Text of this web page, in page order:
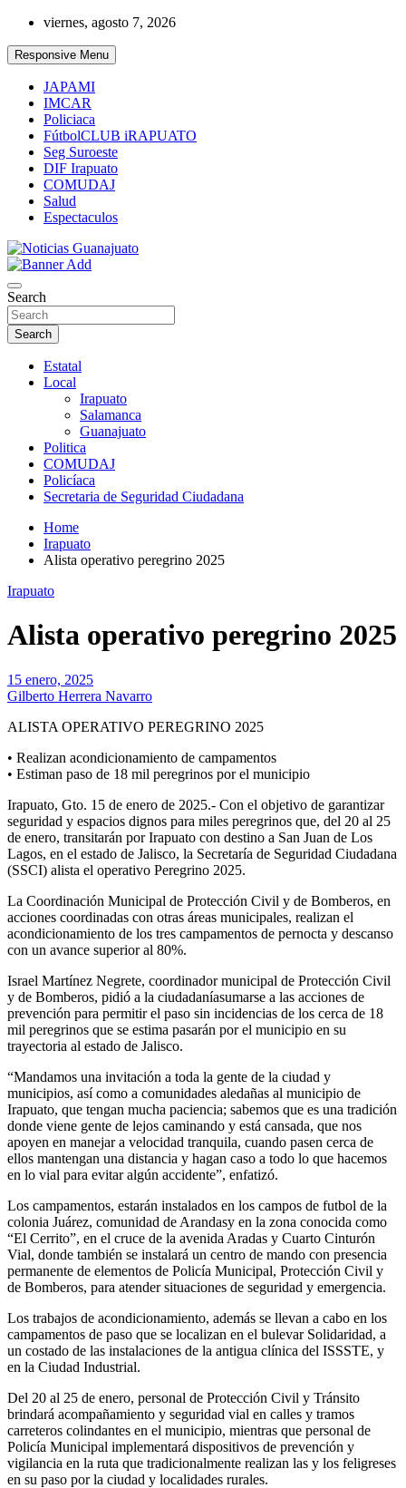
Skip
content
viernes, agosto 7, 2026
Responsive Menu
JAPAMI
IMCAR
Policiaca
FútbolCLUB iRAPUATO
Seg Suroeste
DIF Irapuato
COMUDAJ
Salud
Espectaculos
Noticias Guanajuato
Search
Search
Estatal
Local
Irapuato
Salamanca
Guanajuato
Politica
COMUDAJ
Policíaca
Secretaria de Seguridad Ciudadana
Home
Irapuato
Alista operativo peregrino 2025
Irapuato
Alista operativo peregrino 2025
15 enero, 2025
Gilberto Herrera Navarro
ALISTA OPERATIVO PEREGRINO 2025
• Realizan acondicionamiento de campamentos
• Estiman paso de 18 mil peregrinos por el municipio
Irapuato, Gto. 15 de enero de 2025.- Con el objetivo de garantizar
seguridad y espacios dignos para miles peregrinos que, del 20 al 25
de enero, transitarán por Irapuato con destino a San Juan de Los
Lagos, en el estado de Jalisco, la Secretaría de Seguridad Ciudadana
(SSCI) alista el operativo Peregrino 2025.
La Coordinación Municipal de Protección Civil y de Bomberos, en
acciones coordinadas con otras áreas municipales, realizan el
acondicionamiento de los tres campamentos de pernocta y descanso
con un avance superior al 80%.
Israel Martínez Negrete, coordinador municipal de Protección Civil
y de Bomberos, pidió a la ciudadaníasumarse a las acciones de
prevención para permitir el paso sin incidencias de los cerca de 18
mil peregrinos que se estima pasarán por el municipio en su
trayectoria al estado de Jalisco.
“Mandamos una invitación a toda la gente de la ciudad y
municipios, así como a comunidades aledañas al municipio de
Irapuato, que tengan mucha paciencia; sabemos que es una tradición
donde viene gente de lejos caminando y está cansada, que nos
apoyen en manejar a velocidad tranquila, cuando pasen cerca de
ellos mantengan una distancia y hagan caso a todo lo que hacemos
en lo vial para evitar algún accidente”, enfatizó.
Los campamentos, estarán instalados en los campos de futbol de la
colonia Juárez, comunidad de Arandasy en la zona conocida como
“El Cerrito”, en el cruce de la avenida Aradas y Cuarto Cinturón
Vial, donde también se instalará un centro de mando con presencia
permanente de elementos de Policía Municipal, Protección Civil y
de Bomberos, para atender situaciones de seguridad y emergencia.
Los trabajos de acondicionamiento, además se llevan a cabo en los
campamentos de paso que se localizan en el bulevar Solidaridad, a
un costado de las instalaciones de la antigua clínica del ISSSTE, y
en la Ciudad Industrial.
Del 20 al 25 de enero, personal de Protección Civil y Tránsito
brindará acompañamiento y seguridad vial en calles y tramos
carreteros colindantes en el municipio, mientras que personal de
Policía Municipal implementará dispositivos de prevención y
vigilancia en la ruta que tradicionalmente realizan las y los feligreses
en su paso por la ciudad y localidades rurales.